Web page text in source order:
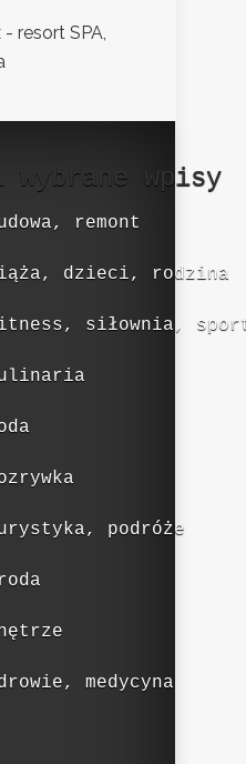
resort SPA,
wybrane wpisy
remont
dzieci, rodzina
siłownia,
podróże
medycyna